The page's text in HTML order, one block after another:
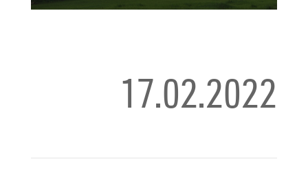
17.02.2022